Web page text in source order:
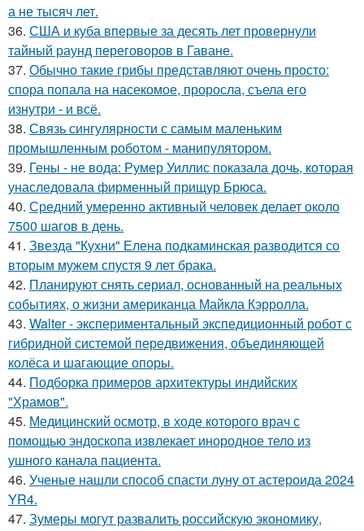
а не тысяч лет.
36. США и куба впервые за десять лет провернули
тайный раунд переговоров в Гаване.
37. Обычно такие грибы представляют очень просто:
спора попала на насекомое, проросла, съела его
изнутри - и всё.
38. Связь сингулярности с самым маленьким
промышленным роботом - манипулятором.
39. Гены - не вода: Румер Уиллис показала дочь, которая
унаследовала фирменный прищур Брюса.
40. Средний умеренно активный человек делает около
7500 шагов в день.
41. Звезда "Кухни" Елена подкаминская разводится со
вторым мужем спустя 9 лет брака.
42. Планируют снять сериал, основанный на реальных
событиях, о жизни американца Майкла Кэрролла.
43. Walter - экспериментальный экспедиционный робот с
гибридной системой передвижения, объединяющей
колёса и шагающие опоры.
44. Подборка примеров архитектуры индийских
"Храмов".
45. Медицинский осмотр, в ходе которого врач с
помощью эндоскопа извлекает инородное тело из
ушного канала пациента.
46. Ученые нашли способ спасти луну от астероида 2024
YR4.
47. Зумеры могут развалить российскую экономику,